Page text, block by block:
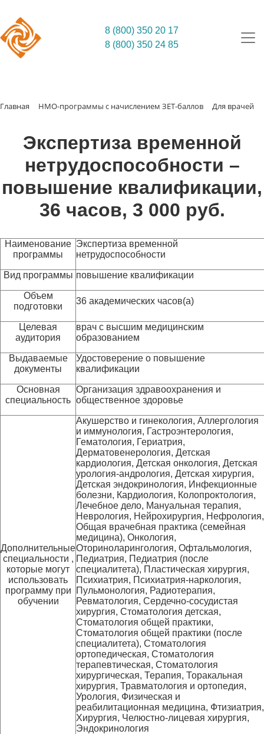
8 (800) 350 20 17
8 (800) 350 24 85
Главная НМО-программы с начислением ЗЕТ-баллов Для врачей
Экспертиза временной
нетрудоспособности –
повышение квалификации,
36 часов, 3 000 руб.
Наименование
программы
Экспертиза временной
нетрудоспособности
Вид программы повышение квалификации
Объем
подготовки
36 академических часов(а)
Целевая
аудитория
врач с высшим медицинским
образованием
Выдаваемые
документы
Удостоверение о повышение
квалификации
Основная
специальность
Организация здравоохранения и
общественное здоровье
Дополнительные
специальности ,
которые могут
использовать
программу при
обучении
Акушерство и гинекология, Аллергология
и иммунология, Гастроэнтерология,
Гематология, Гериатрия,
Дерматовенерология, Детская
кардиология, Детская онкология, Детская
урология-андрология, Детская хирургия,
Детская эндокринология, Инфекционные
болезни, Кардиология, Колопроктология,
Лечебное дело, Мануальная терапия,
Неврология, Нейрохирургия, Нефрология,
Общая врачебная практика (семейная
медицина), Онкология,
Оториноларингология, Офтальмология,
Педиатрия, Педиатрия (после
специалитета), Пластическая хирургия,
Психиатрия, Психиатрия-наркология,
Пульмонология, Радиотерапия,
Ревматология, Сердечно-сосудистая
хирургия, Стоматология детская,
Стоматология общей практики,
Стоматология общей практики (после
специалитета), Стоматология
ортопедическая, Стоматология
терапевтическая, Стоматология
хирургическая, Терапия, Торакальная
хирургия, Травматология и ортопедия,
Урология, Физическая и
реабилитационная медицина, Фтизиатрия,
Хирургия, Челюстно-лицевая хирургия,
Эндокринология